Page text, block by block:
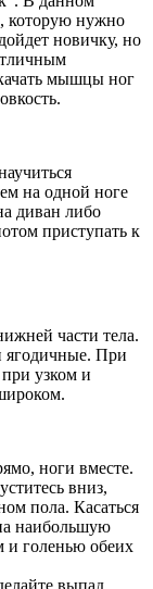
которую нужно
новичку, но
мышцы ног
на одной ноге
диван либо
приступать к
части тела.
ягодичные. При
при узком и
ноги вместе.
вниз,
пола. Касаться
наибольшую
и голенью обеих
выпад